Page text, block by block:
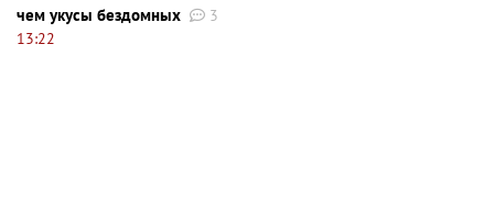
чем укусы бездомных
3
13:22